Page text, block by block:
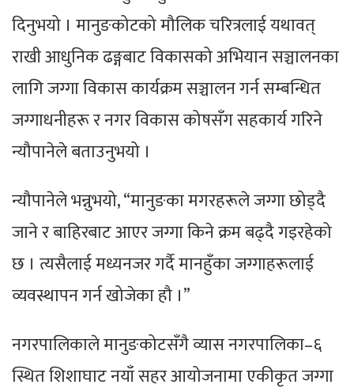
दिनुभयो । मानुङकोटको मौलिक चरित्रलाई यथावत्
राखी आधुनिक ढङ्गबाट विकासको अभियान सञ्चालनका
लागि जग्गा विकास कार्यक्रम सञ्चालन गर्न सम्बन्धित
जग्गाधनीहरू र नगर विकास कोषसँग सहकार्य गरिने
न्यौपानेले बताउनुभयो ।
न्यौपानेले भन्नुभयो, “मानुङका मगरहरूले जग्गा छोड्दै
जाने र बाहिरबाट आएर जग्गा किने क्रम बढ्दै गइरहेको
छ । त्यसैलाई मध्यनजर गर्दै मानहुँका जग्गाहरूलाई
व्यवस्थापन गर्न खोजेका हौ ।”
नगरपालिकाले मानुङकोटसँगै व्यास नगरपालिका–६
स्थित शिशाघाट नयाँ सहर आयोजनामा एकीकृत जग्गा